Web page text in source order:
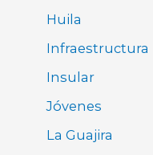
Huila
Infraestructura
Insular
Jóvenes
La Guajira